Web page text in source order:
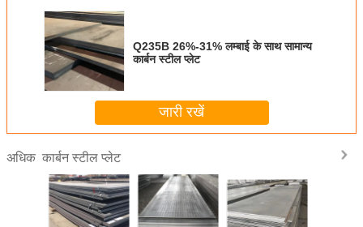
Q235B 26%-31% लम्बाई के साथ सामान्य
कार्बन स्टील प्लेट
जारी रखें
अधिक कार्बन स्टील प्लेट